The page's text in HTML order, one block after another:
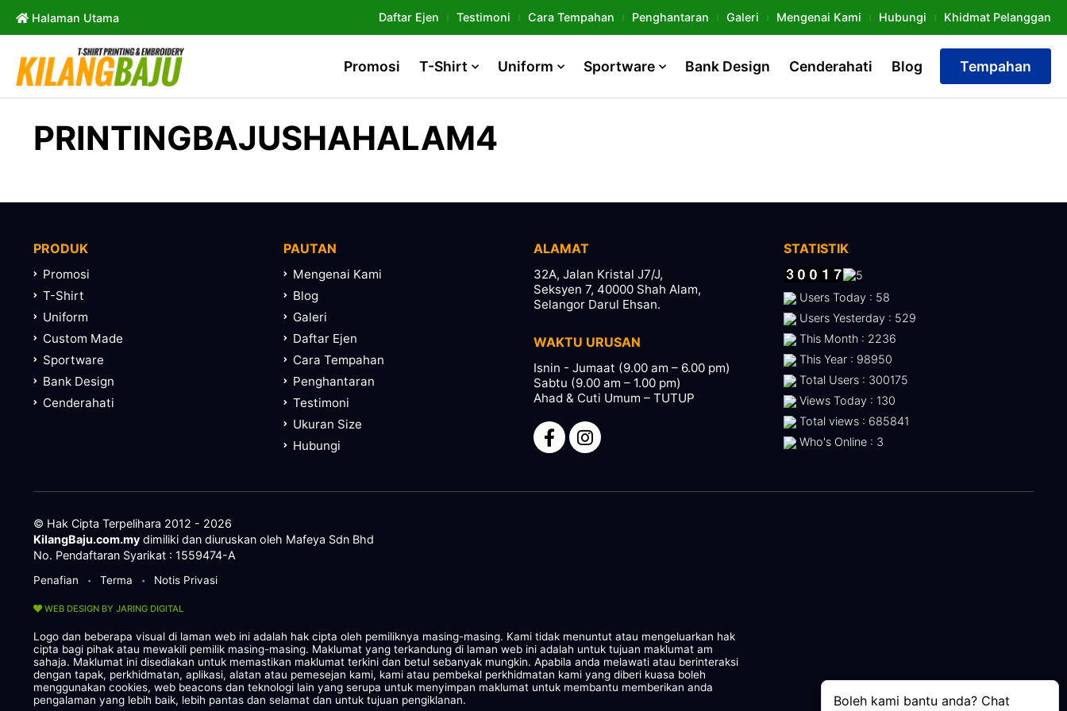
Halaman Utama Daftar Ejen Testimoni Cara Tempahan Penghantaran Galeri Mengenai Kami Hubungi Khidmat Pelanggan
Promosi T-Shirt Uniform Sportware Bank Design Cenderahati Blog Tempahan
PRINTINGBAJUSHAHALAM4
PRODUK
Promosi
T-Shirt
Uniform
Custom Made
Sportware
Bank Design
Cenderahati
PAUTAN
Mengenai Kami
Blog
Galeri
Daftar Ejen
Cara Tempahan
Penghantaran
Testimoni
Ukuran Size
Hubungi
ALAMAT
32A, Jalan Kristal J7/J,
Seksyen 7, 40000 Shah Alam,
Selangor Darul Ehsan.
WAKTU URUSAN
Isnin - Jumaat (9.00 am – 6.00 pm)
Sabtu (9.00 am – 1.00 pm)
Ahad & Cuti Umum – TUTUP
STATISTIK
Users Today : 58
Users Yesterday : 529
This Month : 2236
This Year : 98950
Total Users : 300175
Views Today : 130
Total views : 685841
Who's Online : 3
© Hak Cipta Terpelihara 2012 - 2026
KilangBaju.com.my dimiliki dan diuruskan oleh Mafeya Sdn Bhd
No. Pendaftaran Syarikat : 1559474-A
Penafian • Terma • Notis Privasi
WEB DESIGN BY JARING DIGITAL
Logo dan beberapa visual di laman web ini adalah hak cipta oleh pemiliknya masing-masing. Kami tidak menuntut atau mengeluarkan hak
cipta bagi pihak atau mewakili pemilik masing-masing. Maklumat yang terkandung di laman web ini adalah untuk tujuan maklumat am
sahaja. Maklumat ini disediakan untuk memastikan maklumat terkini dan betul sebanyak mungkin. Apabila anda melawati atau berinteraksi
dengan tapak, perkhidmatan, aplikasi, alatan atau pemesejan kami, kami atau pembekal perkhidmatan kami yang diberi kuasa boleh
menggunakan cookies, web beacons dan teknologi lain yang serupa untuk menyimpan maklumat untuk membantu memberikan anda
pengalaman yang lebih baik, lebih pantas dan selamat dan untuk tujuan pengiklanan.
Boleh kami bantu anda? Chat